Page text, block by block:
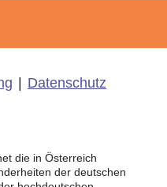
Datenschutz
die in Österreich
der deutschen